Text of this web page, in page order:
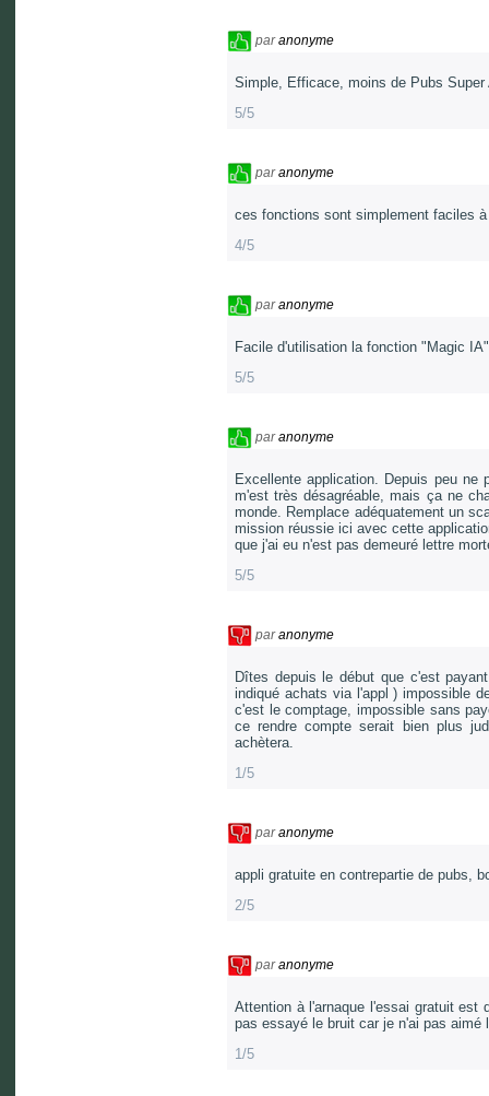
paranonyme
Simple, Efficace, moins de Pubs Super
5/5
paranonyme
ces fonctions sont simplement faciles
4/5
paranonyme
Facile d'utilisation la fonction "Magic
5/5
paranonyme
Excellente application. Depuis peu
m'est très désagréable, mais ça ne
monde. Remplace adéquatement un
mission réussie ici avec cette
que j'ai eu n'est pas demeuré lettre
5/5
paranonyme
Dîtes depuis le début que c'est
indiqué achats via l'appl ) impossible
c'est le comptage, impossible sans
ce rendre compte serait bien plus
achètera.
1/5
paranonyme
appli gratuite en contrepartie de pubs,
2/5
paranonyme
Attention à l'arnaque l'essai gratuit
pas essayé le bruit car je n'ai pas aimé
1/5